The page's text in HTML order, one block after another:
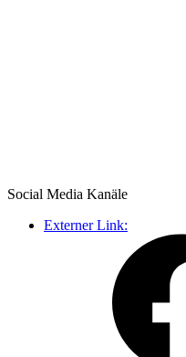
Social Media Kanäle
Externer Link: